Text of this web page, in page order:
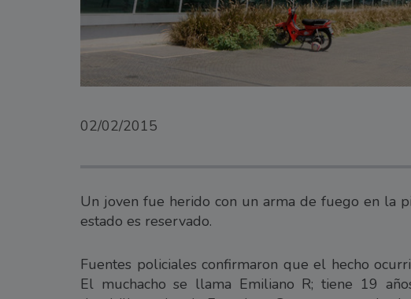
02/02/2015
Un joven fue herido con un arma de fuego en la
estado es reservado.
Fuentes policiales confirmaron que el hecho
El muchacho se llama Emiliano R; tiene 19